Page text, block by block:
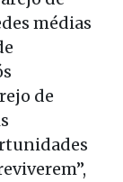
médias
de